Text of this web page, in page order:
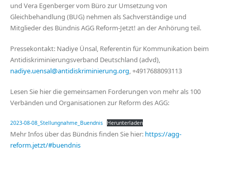
und Vera Egenberger vom Büro zur Umsetzung von
Gleichbehandlung (BUG) nehmen als Sachverständige und
Mitglieder des Bündnis AGG Reform-Jetzt! an der Anhörung teil.
Pressekontakt: Nadiye Ünsal, Referentin für Kommunikation beim
Antidiskriminierungsverband Deutschland (advd),
nadiye.uensal@antidiskriminierung.org, +4917688093113
Lesen Sie hier die gemeinsamen Forderungen von mehr als 100
Verbänden und Organisationen zur Reform des AGG:
2023-08-08_Stellungnahme_Buendnis Herunterladen
Mehr Infos über das Bündnis finden Sie hier: https://agg-
reform.jetzt/#buendnis